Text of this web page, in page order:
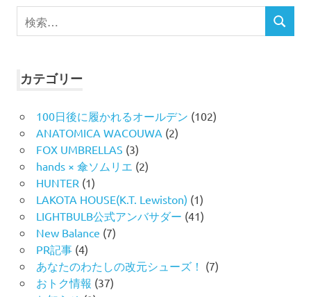
検
索
検
カテゴリー
100日後に履かれるオールデン (102)
ANATOMICA WACOUWA (2)
FOX UMBRELLAS (3)
hands × 傘ソムリエ (2)
HUNTER (1)
LAKOTA HOUSE(K.T. Lewiston) (1)
LIGHTBULB公式アンバサダー (41)
New Balance (7)
PR記事(4)
あなたのわたしの改元シューズ！ (7)
おトク情報 (37)